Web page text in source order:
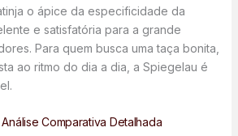
o ápice da especificidade da
e satisfatória para a grande
Para quem busca uma taça bonita,
ao ritmo do dia a dia, a Spiegelau é
Comparativa Detalhada